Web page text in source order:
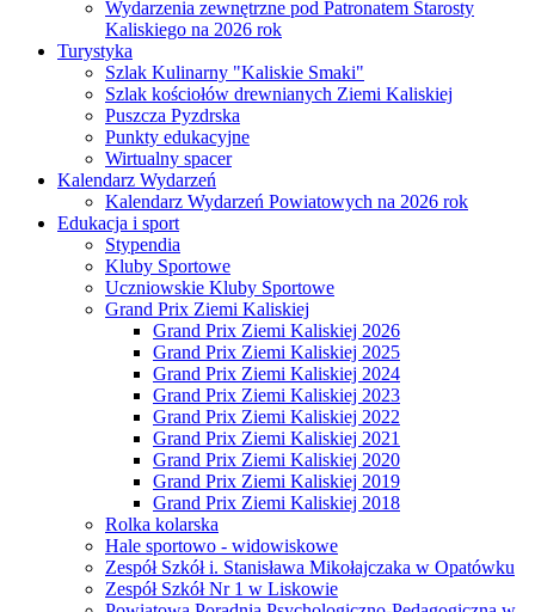
Wydarzenia zewnętrzne pod Patronatem Starosty
Kaliskiego na 2026 rok
Turystyka
Szlak Kulinarny "Kaliskie Smaki"
Szlak kościołów drewnianych Ziemi Kaliskiej
Puszcza Pyzdrska
Punkty edukacyjne
Wirtualny spacer
Kalendarz Wydarzeń
Kalendarz Wydarzeń Powiatowych na 2026 rok
Edukacja i sport
Stypendia
Kluby Sportowe
Uczniowskie Kluby Sportowe
Grand Prix Ziemi Kaliskiej
Grand Prix Ziemi Kaliskiej 2026
Grand Prix Ziemi Kaliskiej 2025
Grand Prix Ziemi Kaliskiej 2024
Grand Prix Ziemi Kaliskiej 2023
Grand Prix Ziemi Kaliskiej 2022
Grand Prix Ziemi Kaliskiej 2021
Grand Prix Ziemi Kaliskiej 2020
Grand Prix Ziemi Kaliskiej 2019
Grand Prix Ziemi Kaliskiej 2018
Rolka kolarska
Hale sportowo - widowiskowe
Zespół Szkół i. Stanisława Mikołajczaka w Opatówku
Zespół Szkół Nr 1 w Liskowie